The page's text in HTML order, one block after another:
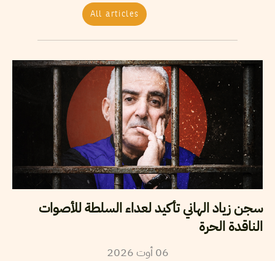
All articles
سجن زياد الهاني تأكيد لعداء السلطة للأصوات
الناقدة الحرة
06 أوت2026